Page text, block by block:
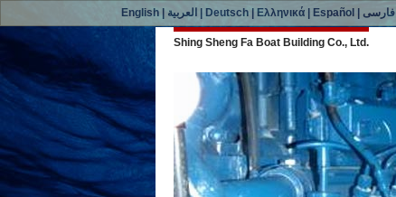
Shing Sheng Fa Boat Building Co., Ltd.
English العربية Deutsch Ελληνικά Español فارسی